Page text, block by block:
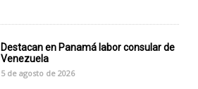
Destacan en Panamá labor consular de
Venezuela
5 de agosto de 2026